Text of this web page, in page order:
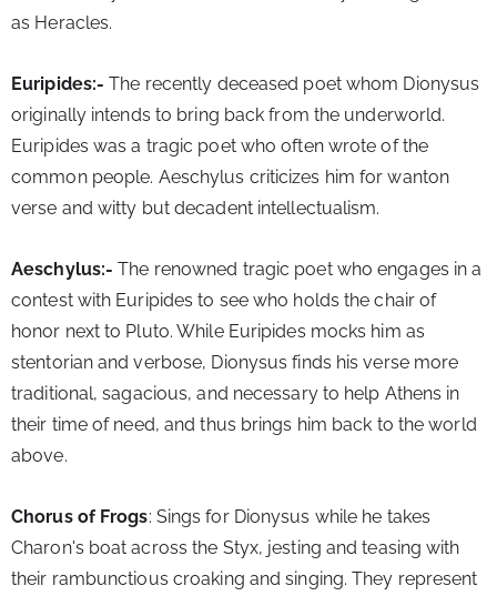
as Heracles.
Euripides:- The recently deceased poet whom Dionysus
originally intends to bring back from the underworld.
Euripides was a tragic poet who often wrote of the
common people. Aeschylus criticizes him for wanton
verse and witty but decadent intellectualism.
Aeschylus:- The renowned tragic poet who engages in a
contest with Euripides to see who holds the chair of
honor next to Pluto. While Euripides mocks him as
stentorian and verbose, Dionysus finds his verse more
traditional, sagacious, and necessary to help Athens in
their time of need, and thus brings him back to the world
above.
Chorus of Frogs: Sings for Dionysus while he takes
Charon's boat across the Styx, jesting and teasing with
their rambunctious croaking and singing. They represent